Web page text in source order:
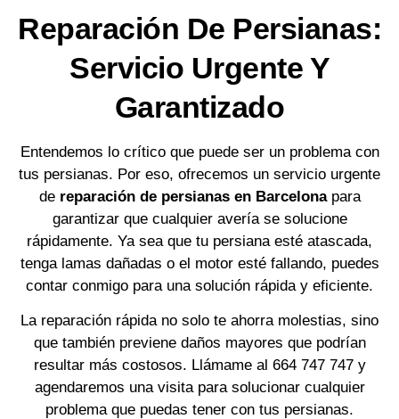
Reparación De Persianas:
Servicio Urgente Y
Garantizado
Entendemos lo crítico que puede ser un problema con
tus persianas. Por eso, ofrecemos un servicio urgente
de reparación de persianas en Barcelonapara
garantizar que cualquier avería se solucione
rápidamente. Ya sea que tu persiana esté atascada,
tenga lamas dañadas o el motor esté fallando, puedes
contar conmigo para una solución rápida y eficiente.
La reparación rápida no solo te ahorra molestias, sino
que también previene daños mayores que podrían
resultar más costosos. Llámame al 664 747 747 y
agendaremos una visita para solucionar cualquier
problema que puedas tener con tus persianas.